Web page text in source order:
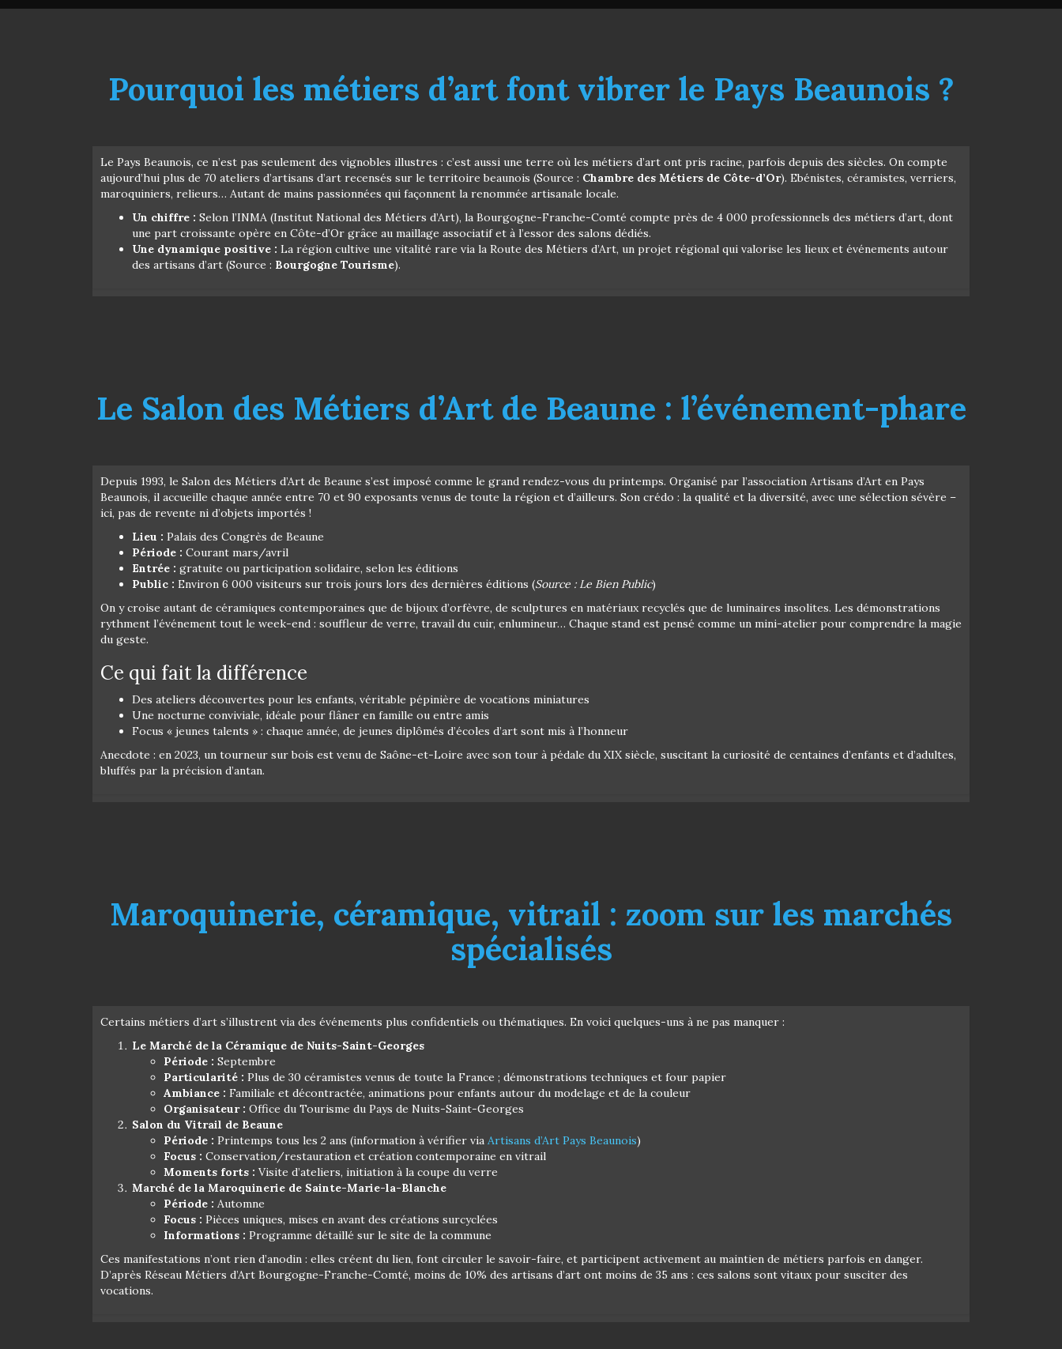
Pourquoi les métiers d’art font vibrer le Pays Beaunois ?
Le Pays Beaunois, ce n’est pas seulement des vignobles illustres : c’est aussi une terre où les métiers d’art ont pris racine, parfois depuis des siècles. On compte
aujourd’hui plus de 70 ateliers d’artisans d’art recensés sur le territoire beaunois (Source : Chambre des Métiers de Côte-d’Or). Ebénistes, céramistes, verriers,
maroquiniers, relieurs… Autant de mains passionnées qui façonnent la renommée artisanale locale.
Un chiffre : Selon l’INMA (Institut National des Métiers d’Art), la Bourgogne-Franche-Comté compte près de 4 000 professionnels des métiers d’art, dont
une part croissante opère en Côte-d’Or grâce au maillage associatif et à l’essor des salons dédiés.
Une dynamique positive : La région cultive une vitalité rare via la Route des Métiers d’Art, un projet régional qui valorise les lieux et événements autour
des artisans d’art (Source : Bourgogne Tourisme).
Le Salon des Métiers d’Art de Beaune : l’événement-phare
Depuis 1993, le Salon des Métiers d’Art de Beaune s’est imposé comme le grand rendez-vous du printemps. Organisé par l’association Artisans d’Art en Pays
Beaunois, il accueille chaque année entre 70 et 90 exposants venus de toute la région et d’ailleurs. Son crédo : la qualité et la diversité, avec une sélection sévère –
ici, pas de revente ni d’objets importés !
Lieu : Palais des Congrès de Beaune
Période : Courant mars/avril
Entrée : gratuite ou participation solidaire, selon les éditions
Public : Environ 6 000 visiteurs sur trois jours lors des dernières éditions (Source : Le Bien Public)
On y croise autant de céramiques contemporaines que de bijoux d’orfèvre, de sculptures en matériaux recyclés que de luminaires insolites. Les démonstrations
rythment l’événement tout le week-end : souffleur de verre, travail du cuir, enlumineur… Chaque stand est pensé comme un mini-atelier pour comprendre la magie
du geste.
Ce qui fait la différence
Des ateliers découvertes pour les enfants, véritable pépinière de vocations miniatures
Une nocturne conviviale, idéale pour flâner en famille ou entre amis
Focus « jeunes talents » : chaque année, de jeunes diplômés d’écoles d’art sont mis à l’honneur
Anecdote : en 2023, un tourneur sur bois est venu de Saône-et-Loire avec son tour à pédale du XIX siècle, suscitant la curiosité de centaines d’enfants et d’adultes,
bluffés par la précision d’antan.
Maroquinerie, céramique, vitrail : zoom sur les marchés
spécialisés
Certains métiers d’art s’illustrent via des événements plus confidentiels ou thématiques. En voici quelques-uns à ne pas manquer :
Le Marché de la Céramique de Nuits-Saint-Georges
Période : Septembre
Particularité : Plus de 30 céramistes venus de toute la France ; démonstrations techniques et four papier
Ambiance : Familiale et décontractée, animations pour enfants autour du modelage et de la couleur
Organisateur : Office du Tourisme du Pays de Nuits-Saint-Georges
Salon du Vitrail de Beaune
Période : Printemps tous les 2 ans (information à vérifier via Artisans d’Art Pays Beaunois)
Focus : Conservation/restauration et création contemporaine en vitrail
Moments forts : Visite d’ateliers, initiation à la coupe du verre
Marché de la Maroquinerie de Sainte-Marie-la-Blanche
Période : Automne
Focus : Pièces uniques, mises en avant des créations surcyclées
Informations : Programme détaillé sur le site de la commune
Ces manifestations n’ont rien d’anodin : elles créent du lien, font circuler le savoir-faire, et participent activement au maintien de métiers parfois en danger.
D’après Réseau Métiers d’Art Bourgogne-Franche-Comté, moins de 10% des artisans d’art ont moins de 35 ans : ces salons sont vitaux pour susciter des
vocations.